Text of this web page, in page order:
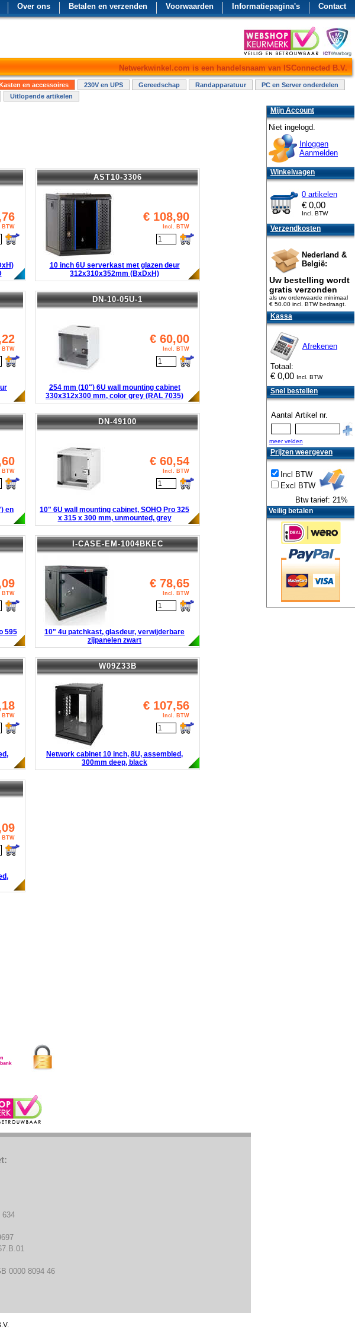
Contact
Informatiepagina's
Voorwaarden
Betalen en verzenden
Over ons
Netwerkwinkel.com is een handelsnaam van ISConnected B.V.
en accessoires 230V en UPS Gereedschap Randapparatuur
PC en Server onderdelen
Uitlopende artikelen
BTW
AST10-3306
€ 108,90
Incl. BTW
10 inch 6U serverkast met glazen deur
312x310x352mm (BxDxH)
BTW
DN-10-05U-1
€ 60,00
Incl. BTW
254 mm (10") 6U wall mounting cabinet
330x312x300 mm, color grey (RAL 7035)
BTW
en
DN-49100
€ 60,54
Incl. BTW
10" 6U wall mounting cabinet, SOHO Pro 325
x 315 x 300 mm, unmounted, grey
BTW
595
I-CASE-EM-1004BKEC
€ 78,65
Incl. BTW
10" 4u patchkast, glasdeur, verwijderbare
zijpanelen zwart
BTW
W09Z33B
€ 107,56
Incl. BTW
Network cabinet 10 inch, 8U, assembled,
300mm deep, black
BTW
Mijn Account
Niet ingelogd.
Inloggen
Aanmelden
Winkelwagen
0 artikelen
€ 0,00
Incl. BTW
Verzendkosten
Nederland &
België:
Uw bestelling wordt
gratis verzonden
als uw orderwaarde minimaal
€ 50.00 incl. BTWbedraagt.
Kassa
Afrekenen
Totaal:
€ 0,00 Incl. BTW
Snel bestellen
Aantal Artikel nr.
meer velden
Prijzen weergeven
Incl BTW
Excl BTW
Btw tarief: 21%
Veilig betalen
634
0000 8094 46